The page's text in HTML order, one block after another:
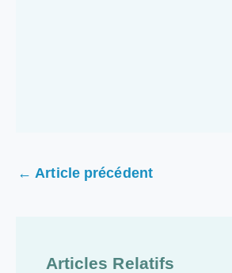
← Article précédent
Articles Relatifs